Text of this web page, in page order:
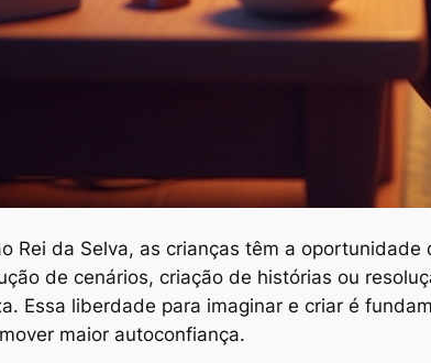
Rei da Selva, as crianças têm a
de cenários, criação de histórias ou
Essa liberdade para imaginar e criar é
maior autoconfiança.